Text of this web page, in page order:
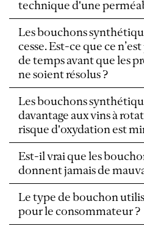
technique d'une
Les bouchons
cesse. Est-ce que ce
de temps avant que les
ne soient résolus ?
Les bouchons
davantage aux vins à
risque d'oxydation est
Est-il vrai que les
donnent jamais de
Le type de bouchon
pour le consommateur ?